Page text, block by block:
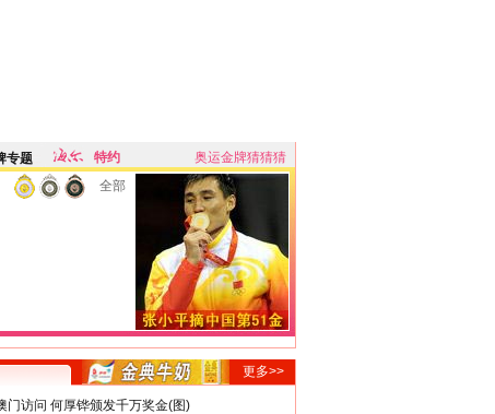
专题 特约
奥运金牌猜猜猜
全部
更多>>
门访问 何厚铧颁发千万奖金(图)